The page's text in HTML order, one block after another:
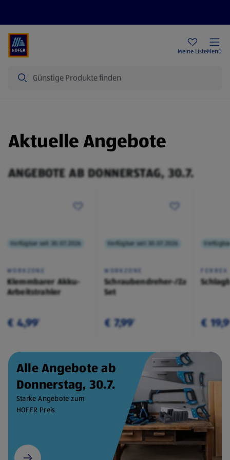
Meine ListeMenü
Aktuelle Angebote
ANGEBOTE AB DONNERSTAG, 30.7.
Verfügbar seit 30.07.2026
WORKZONE
Klemmbarer Akku-
Arbeitstrahler
€ 4,99¹
Verfügbar seit 30.07.2026
WORKZONE
Schraubendreher-/Zangen-
Set
€ 7,99¹
FERREX
€
Alle Angebote ab
Donnerstag, 30.7.
Starke Angebote zum
HOFER Preis